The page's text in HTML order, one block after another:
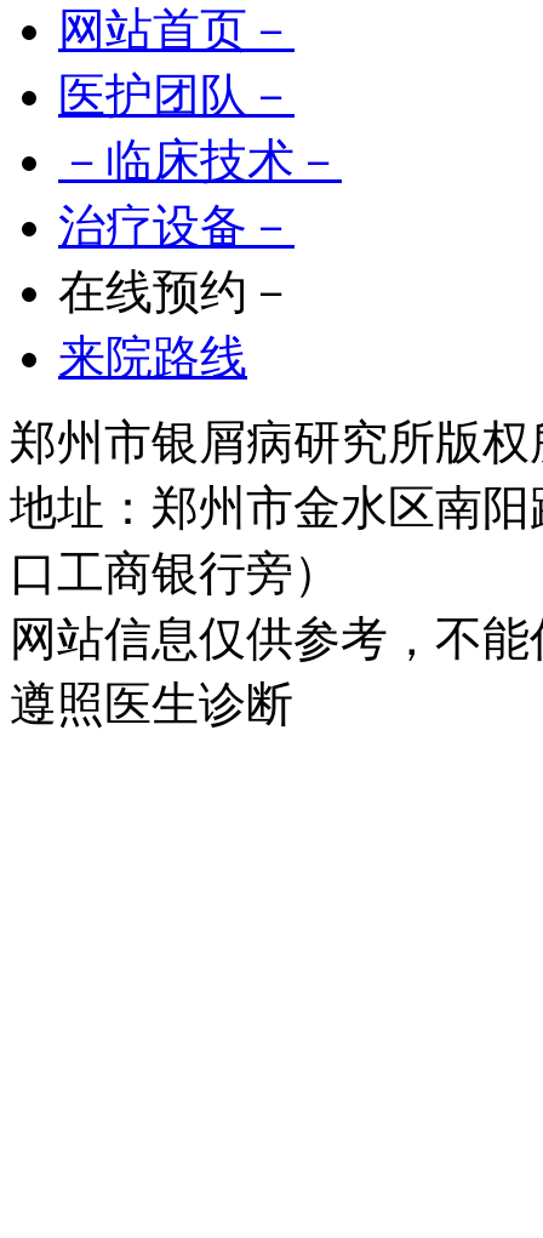
网站首页－
医护团队－
－临床技术－
治疗设备－
在线预约－
来院路线
郑州市银屑病研究所版权
地址：郑州市金水区南
口工商银行旁）
网站信息仅供参考，不
遵照医生诊断